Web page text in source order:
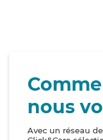
nous
Avec un réseau